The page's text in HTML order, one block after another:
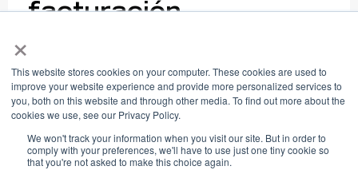
×
This website stores cookies on your computer. These cookies are used to
improve your website experience and provide more personalized services to
you, both on this website and through other media. To find out more about the
cookies we use, see our Privacy Policy.
We won't track your information when you visit our site. But in order to
comply with your preferences, we'll have to use just one tiny cookie so
that you're not asked to make this choice again.
facturación
Utiliza rutas locales para mejorar la
entrega de mensajes, cumplir las
regulaciones y optimizar costos.
Factura en moneda local en varios
mercados de América Latina,